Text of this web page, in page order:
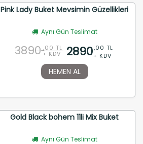
Pink Lady Buket Mevsimin Güzellikleri
Aynı Gün Teslimat
3890 ,00 TL
+ KDV 2890,00 TL
+ KDV
HEMEN AL
Gold Black bohem 11li Mix Buket
Aynı Gün Teslimat